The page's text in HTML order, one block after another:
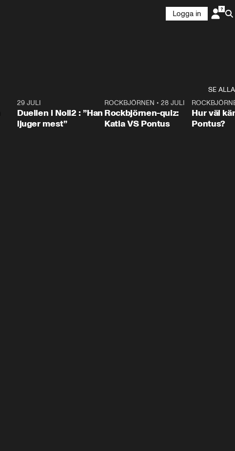
Logga in
SE ALLA
29 JULI
Duellen i Noll2 : ”Han
ljuger mest”
0:15
ROCKBJÖRNEN •28 JULI
Rockbjörnen-quiz:
Katia VS Pontus
Hur väl
Pontus?